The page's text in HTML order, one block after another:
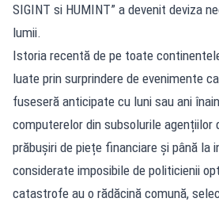
SIGINT si HUMINT” a devenit deviza
lumii.
Istoria recentă de pe toate
luate prin surprindere de evenimente
fuseseră anticipate cu luni sau ani
computerelor din subsolurile agențiilor
prăbușiri de piețe financiare și până la
considerate imposibile de politicienii
catastrofe au o rădăcină comună,